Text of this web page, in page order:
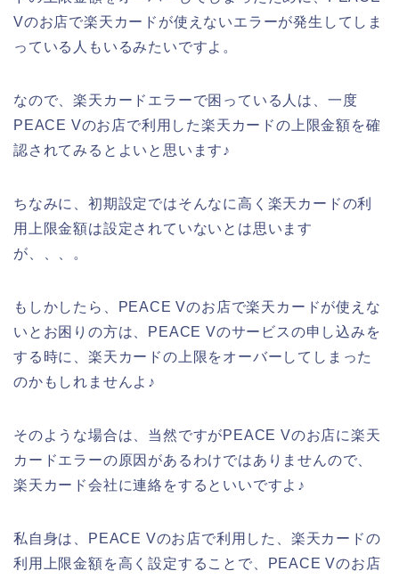
Vのお店で楽天カードが使えないエラーが発生してしま
っている人もいるみたいですよ。
なので、楽天カードエラーで困っている人は、一度
PEACE Vのお店で利用した楽天カードの上限金額を確
認されてみるとよいと思います♪
ちなみに、初期設定ではそんなに高く楽天カードの利
用上限金額は設定されていないとは思います
が、、、。
もしかしたら、PEACE Vのお店で楽天カードが使えな
いとお困りの方は、PEACE Vのサービスの申し込みを
する時に、楽天カードの上限をオーバーしてしまった
のかもしれませんよ♪
そのような場合は、当然ですがPEACE Vのお店に楽天
カードエラーの原因があるわけではありませんので、
楽天カード会社に連絡をするといいですよ♪
私自身は、PEACE Vのお店で利用した、楽天カードの
利用上限金額を高く設定することで、PEACE Vのお店